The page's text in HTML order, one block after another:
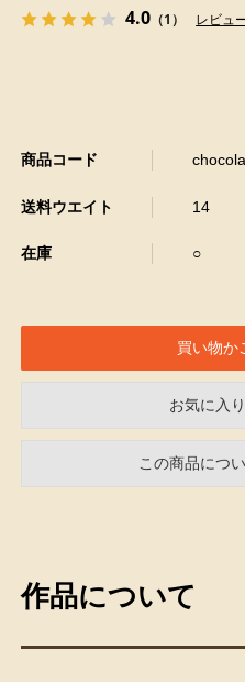
4.0 （1） レビュ
商品コード
送料ウエイト 14
在庫 ○
お気に入
この商品につ
作品について